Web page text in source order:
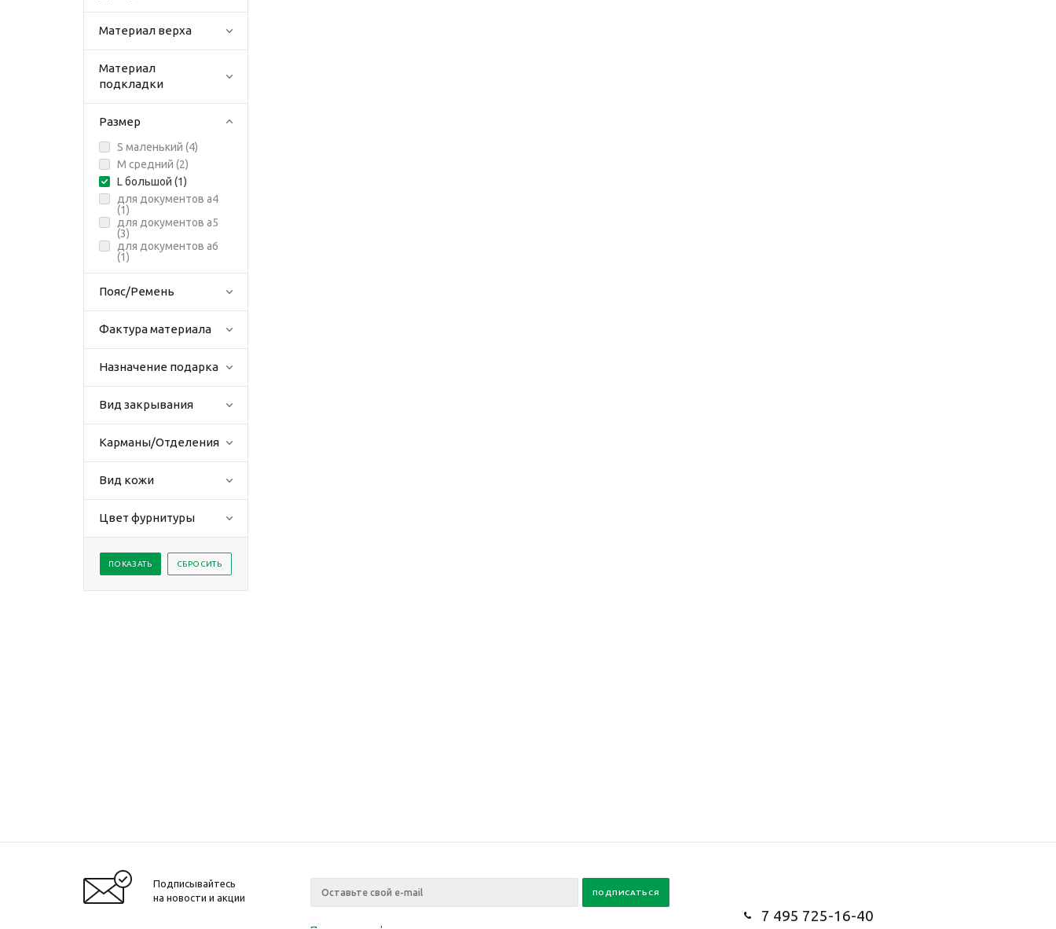
Материал верха
Материал
подкладки
Размер
S маленький (4)
M средний (2)
L большой (1)
для документов а4
(1)
для документов а5
(3)
для документов а6
(1)
Пояс/Ремень
Фактура материала
Назначение подарка
Вид закрывания
Карманы/Отделения
Вид кожи
Цвет фурнитуры
Подписывайтесь
на новости и акции
7 495 725-16-40